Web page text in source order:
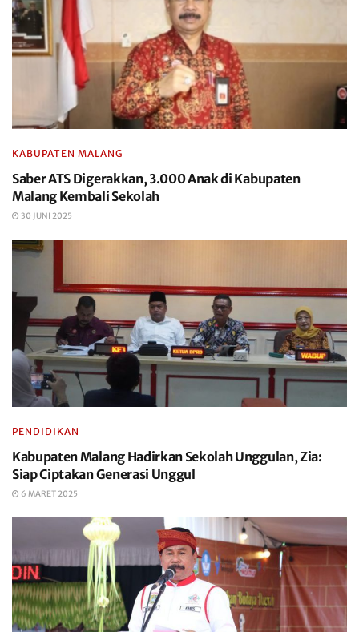
KABUPATEN MALANG
Saber ATS Digerakkan, 3.000 Anak di Kabupaten
Malang Kembali Sekolah
30 JUNI 2025
PENDIDIKAN
Kabupaten Malang Hadirkan Sekolah Unggulan, Zia:
Siap Ciptakan Generasi Unggul
6 MARET 2025